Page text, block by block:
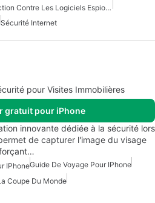
Protection Contre Les Logiciels Espions
Sécurité Internet
pour Visites Immobilières
gratuit pour iPhone
innovante dédiée à la sécurité lors
de capturer l'image du visage
IPhoneGuide De Voyage Pour IPhone
Coupe Du Monde